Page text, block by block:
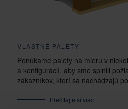
VLASTNÉ PALETY
Ponúkame palety na mieru v
a konfigurácií, aby sme splnili
zákazníkov, ktorí sa nachádzajú
Prečítajte si viac